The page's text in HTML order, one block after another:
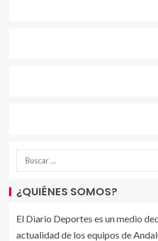
¿QUIÉNES SOMOS?
El Diario Deportes es un medio
actualidad de los equipos de